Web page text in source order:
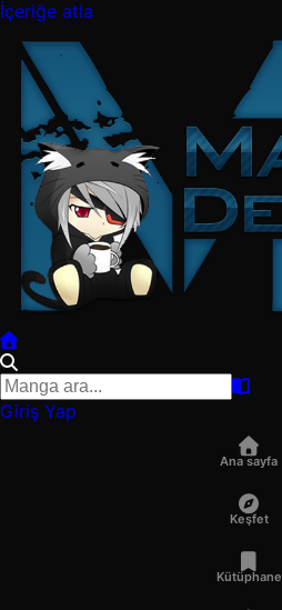
İçeriğe atla
Giriş Yap
Ana sayfa
Keşfet
Kütüphane